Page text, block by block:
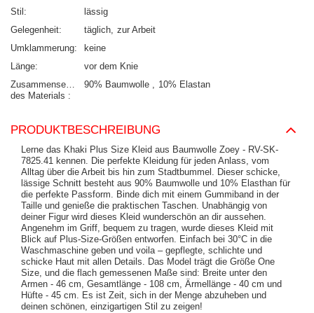
Stil
lässig
Gelegenheit
täglich zur Arbeit
Umklammerung
keine
Länge
vor dem Knie
Zusammensetzung
des Materials
90% Baumwolle 10% Elastan
PRODUKTBESCHREIBUNG
Lerne das Khaki Plus Size Kleid aus Baumwolle Zoey - RV-SK-
7825.41 kennen. Die perfekte Kleidung für jeden Anlass, vom
Alltag über die Arbeit bis hin zum Stadtbummel. Dieser schicke,
lässige Schnitt besteht aus 90% Baumwolle und 10% Elasthan für
die perfekte Passform. Binde dich mit einem Gummiband in der
Taille und genieße die praktischen Taschen. Unabhängig von
deiner Figur wird dieses Kleid wunderschön an dir aussehen.
Angenehm im Griff, bequem zu tragen, wurde dieses Kleid mit
Blick auf Plus-Size-Größen entworfen. Einfach bei 30°C in die
Waschmaschine geben und voila – gepflegte, schlichte und
schicke Haut mit allen Details. Das Model trägt die Größe One
Size, und die flach gemessenen Maße sind: Breite unter den
Armen - 46 cm, Gesamtlänge - 108 cm, Ärmellänge - 40 cm und
Hüfte - 45 cm. Es ist Zeit, sich in der Menge abzuheben und
deinen schönen, einzigartigen Stil zu zeigen!